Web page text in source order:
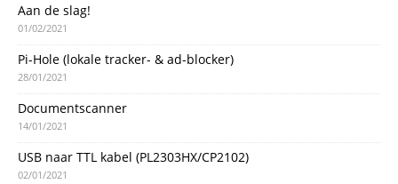
Aan de slag!
01/02/2021
Pi-Hole (lokale tracker- & ad-blocker)
28/01/2021
Documentscanner
14/01/2021
USB naar TTL kabel (PL2303HX/CP2102)
02/01/2021